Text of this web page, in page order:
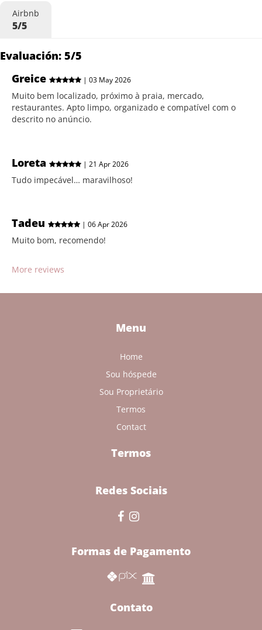
Airbnb
5/5
Evaluación: 5/5
Greice
| 03 May 2026
Muito bem localizado, próximo à praia, mercado,
restaurantes. Apto limpo, organizado e compatível com o
descrito no anúncio.
Loreta | 21 Apr 2026
Tudo impecável… maravilhoso!
Tadeu | 06 Apr 2026
Muito bom, recomendo!
More reviews
Menu
Home
Sou hóspede
Sou Proprietário
Termos
Contact
Termos
Redes Sociais
Formas de Pagamento
Contato